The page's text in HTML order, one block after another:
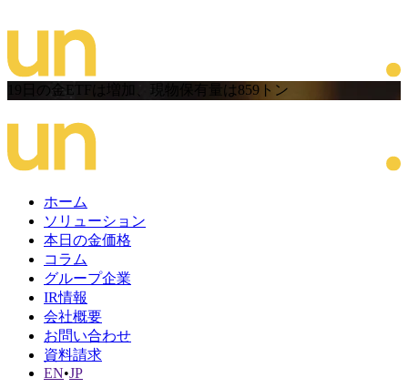
19日の金ETFは増加、現物保有量は859トン
ホーム
ソリューション
本日の金価格
コラム
グループ企業
IR情報
会社概要
お問い合わせ
資料請求
EN•JP